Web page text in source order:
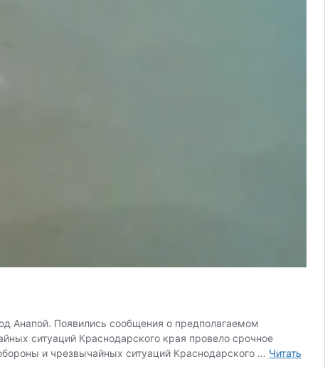
Анапой. Появились сообщения о предполагаемом
ситуаций Краснодарского края провело срочное
и чрезвычайных ситуаций Краснодарского … Читать